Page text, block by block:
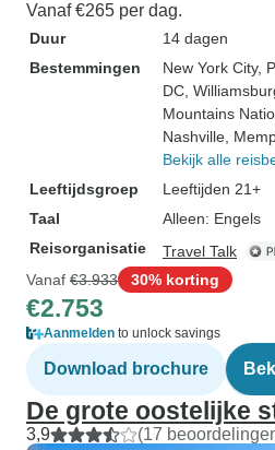
Vanaf €265 per dag.
Duur
14 dagen
Bestemmingen
New York City,
DC ,
Mountains
Nashville ,
Bekijk alle
Leeftijdsgroep
Leeftijden 21+
Taal
Alleen: Engels
Reisorganisatie
Travel Talk
Vanaf €3.933 30% korting
€2.753
Aanmelden to unlock savings
Download brochure
De grote oostelijke
3,9 (17